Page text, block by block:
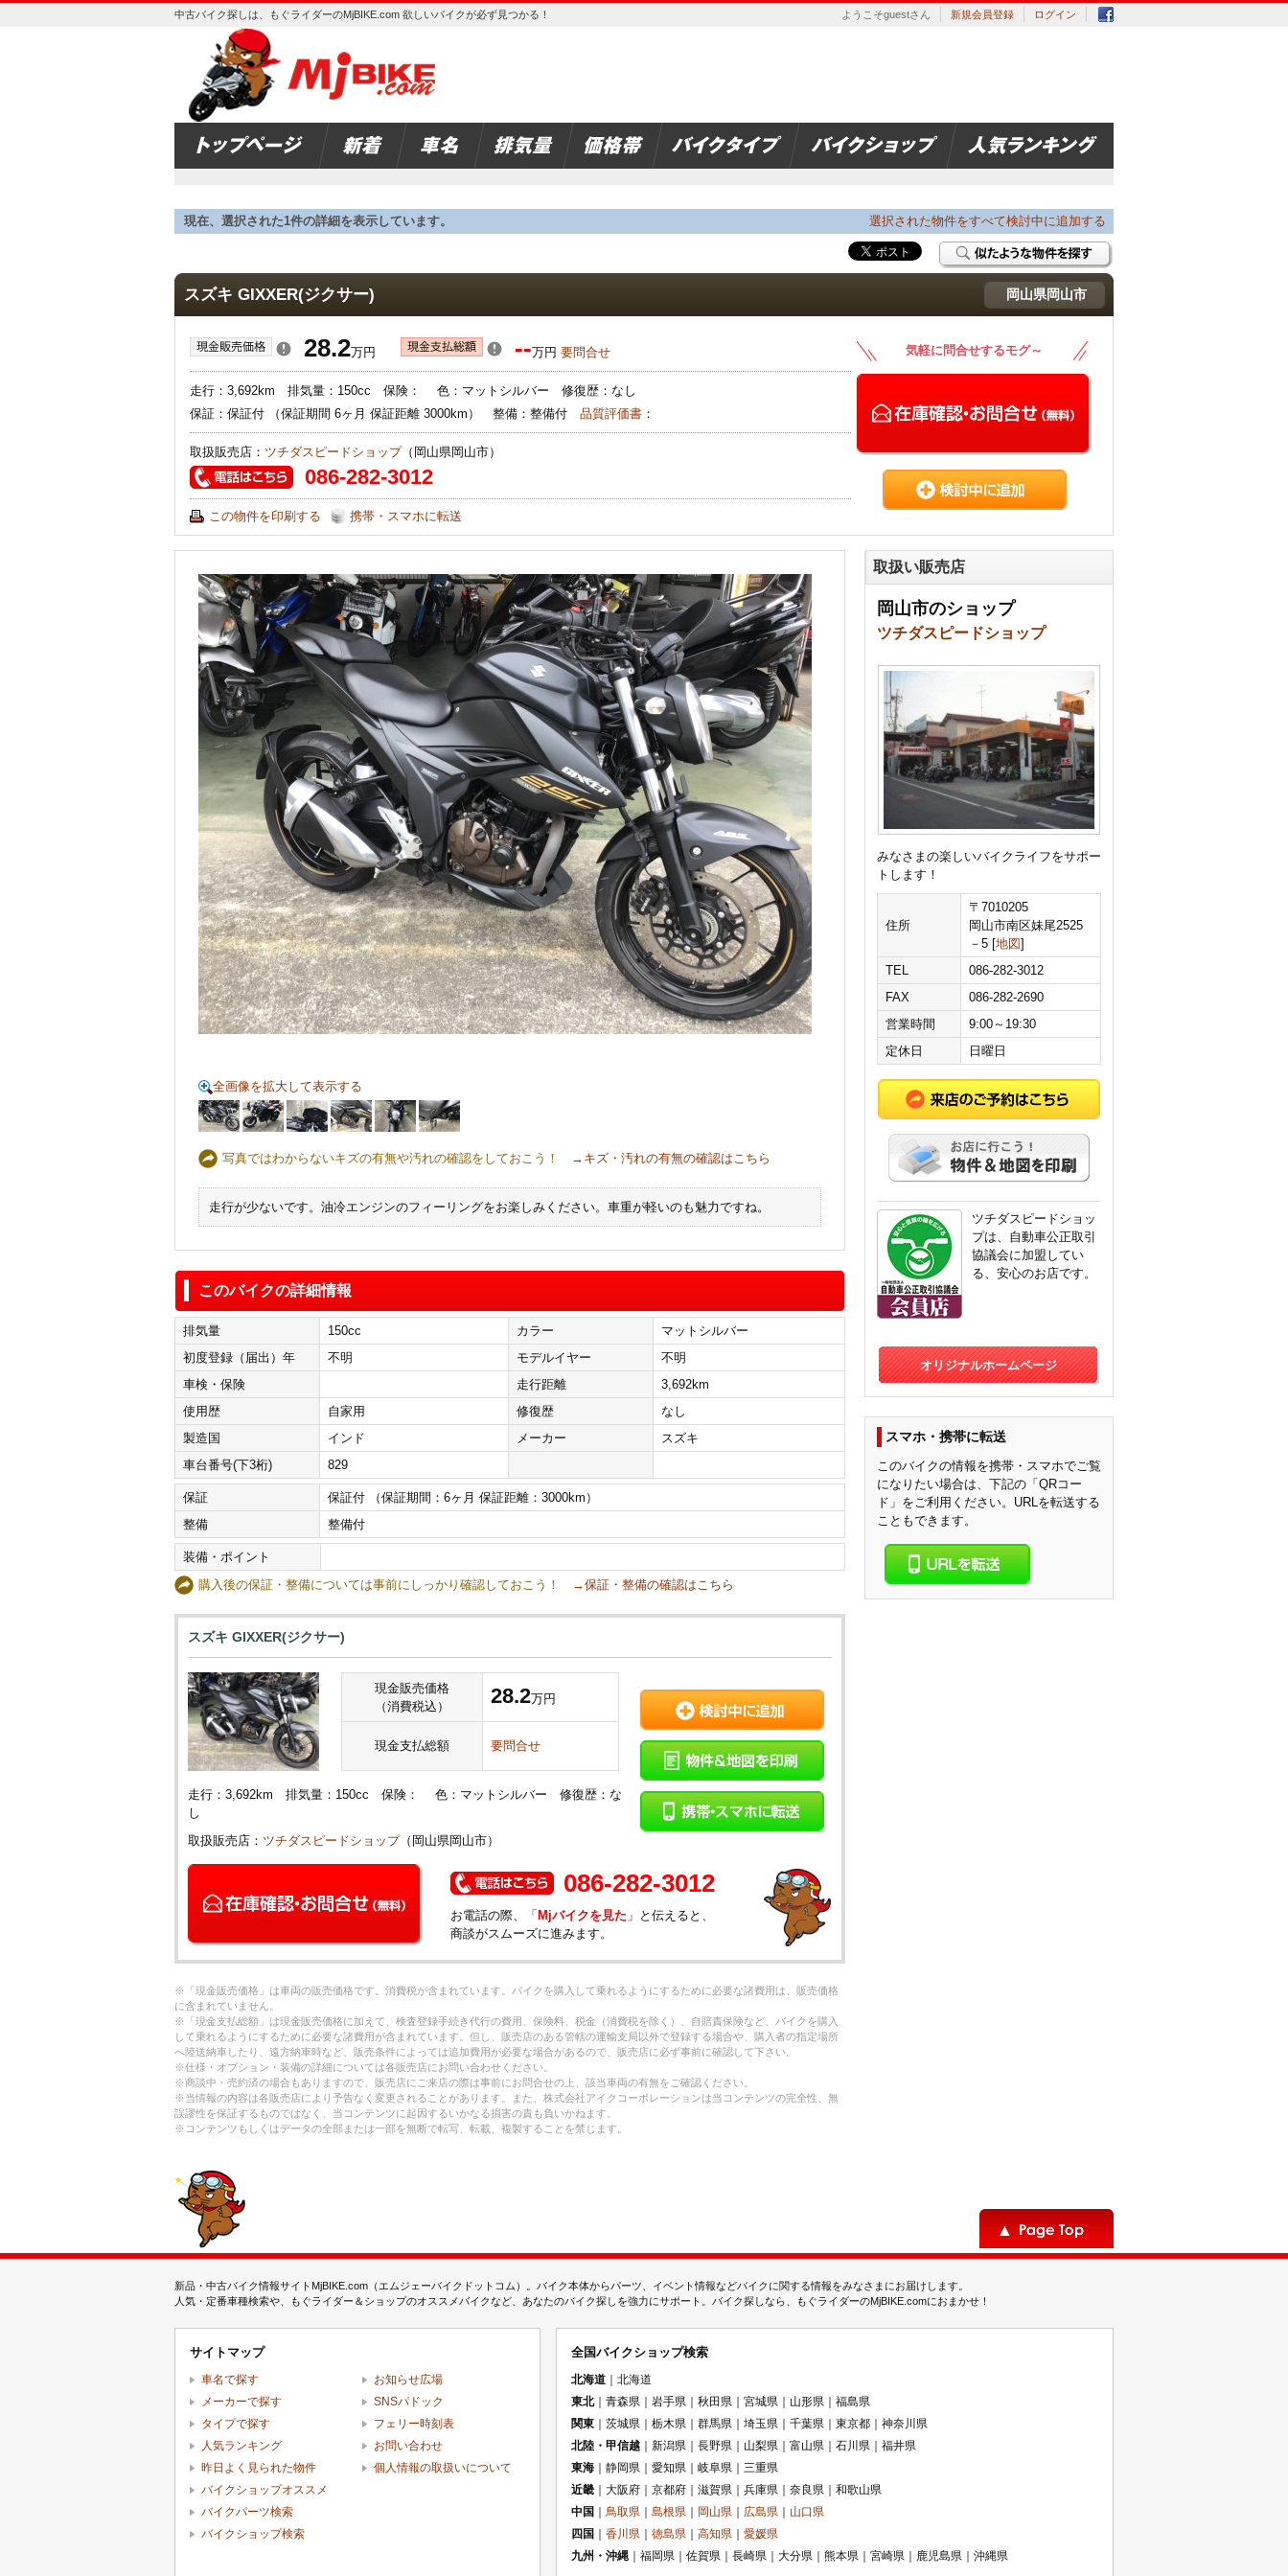
中古バイク探しは、もぐライダーのMjBIKE.com 欲しいバイクが必ず見つかる！ ようこそguestさん 新規会員登録 ログイン
現在、選択された1件の詳細を表示しています。 選択された物件をすべて検討中に追加する
スズキ GIXXER(ジクサー) 岡山県岡山市
28.2万円 --万円 要問合せ 気軽に問合せするモグ～
走行：3,692km 排気量：150cc 保険： 色：マットシルバー 修復歴：なし
保証：保証付 （保証期間 6ヶ月 保証距離 3000km） 整備：整備付 品質評価書：
取扱販売店： ツチダスピードショップ（岡山県岡山市）
086-282-3012
この物件を印刷する 携帯・スマホに転送
全画像を拡大して表示する
写真ではわからないキズの有無や汚れの確認をしておこう！ →キズ・汚れの有無の確認はこちら
走行が少ないです。油冷エンジンのフィーリングをお楽しみください。車重が軽いのも魅力ですね。
このバイクの詳細情報
排気量 150cc カラー
マットシルバー
初度登録（届出）年
不明 モデルイヤー
不明
車検・保険
走行距離
3,692km
使用歴
自家用 修復歴
なし
製造国
インド メーカー
スズキ
車台番号(下3桁)
829
保証
保証付 （保証期間：6ヶ月 保証距離：3000km）
整備
整備付
装備・ポイント
購入後の保証・整備については事前にしっかり確認しておこう！
→保証・整備の確認はこちら
スズキ GIXXER(ジクサー)
現金販売価格
（消費税込）
28.2万円
現金支払総額 要問合せ
走行：3,692km 排気量：150cc 保険： 色：マットシルバー 修復歴：な
し
取扱販売店： ツチダスピードショップ（岡山県岡山市）
086-282-3012
お電話の際、「 Mjバイクを見た 」と伝えると、
商談がスムーズに進みます。
※「現金販売価格」は車両の販売価格です。消費税が含まれています。バイクを購入して乗れるようにするために必要な諸費用は、販売価格
に含まれていません。
※「現金支払総額」は現金販売価格に加えて、検査登録手続き代行の費用、保険料、税金（消費税を除く）、自賠責保険など、バイクを購入
して乗れるようにするために必要な諸費用が含まれています。但し、販売店のある管轄の運輸支局以外で登録する場合や、購入者の指定場所
へ陸送納車したり、遠方納車時など、販売条件によっては追加費用が必要な場合があるので、販売店に必ず事前に確認して下さい。
※仕様・オプション・装備の詳細については各販売店にお問い合わせください。
※商談中・売約済の場合もありますので、販売店にご来店の際は事前にお問合せの上、該当車両の有無をご確認ください。
※当情報の内容は各販売店により予告なく変更されることがあります。また、株式会社アイクコーポレーションは当コンテンツの完全性、無
誤謬性を保証するものではなく、当コンテンツに起因するいかなる損害の責も負いかねます。
※コンテンツもしくはデータの全部または一部を無断で転写、転載、複製することを禁じます。
取扱い販売店
岡山市のショップ
ツチダスピードショップ
みなさまの楽しいバイクライフをサポー
トします！
住所
〒7010205
岡山市南区妹尾2525
－5 [地図]
TEL
086-282-3012
FAX
086-282-2690
営業時間
9:00～19:30
定休日
日曜日
ツチダスピードショッ
プは、自動車公正取引
協議会に加盟してい
る、安心のお店です。
オリジナルホームページ
スマホ・携帯に転送
このバイクの情報を携帯・スマホでご覧
になりたい場合は、下記の「QRコー
ド」をご利用ください。URLを転送する
こともできます。
新品・中古バイク情報サイトMjBIKE.com（エムジェーバイクドットコム）。バイク本体からパーツ、イベント情報などバイクに関する情報をみなさまにお届けします。
人気・定番車種検索や、もぐライダー＆ショップのオススメバイクなど、あなたのバイク探しを強力にサポート。バイク探しなら、もぐライダーのMjBIKE.comにおまかせ！
サイトマップ
車名で探す
メーカーで探す
タイプで探す
人気ランキング
昨日よく見られた物件
バイクショップオススメ
バイクパーツ検索
バイクショップ検索
お知らせ広場
SNSパドック
フェリー時刻表
お問い合わせ
個人情報の取扱いについて
全国バイクショップ検索
北海道 ｜北海道
東北｜青森県｜岩手県｜秋田県｜宮城県｜山形県｜福島県
関東 ｜茨城県｜栃木県｜群馬県｜埼玉県｜千葉県｜東京都｜神奈川県
北陸・甲信越 ｜新潟県｜長野県｜山梨県｜富山県｜石川県｜福井県
東海 ｜静岡県｜愛知県｜岐阜県｜三重県
近畿 ｜大阪府｜京都府｜滋賀県｜兵庫県｜奈良県｜和歌山県
中国
鳥取県 島根県 岡山県 広島県
山口県
四国
香川県 徳島県 高知県
愛媛県
九州・沖縄 ｜福岡県｜佐賀県｜長崎県｜大分県｜熊本県｜宮崎県｜鹿児島県｜沖縄県